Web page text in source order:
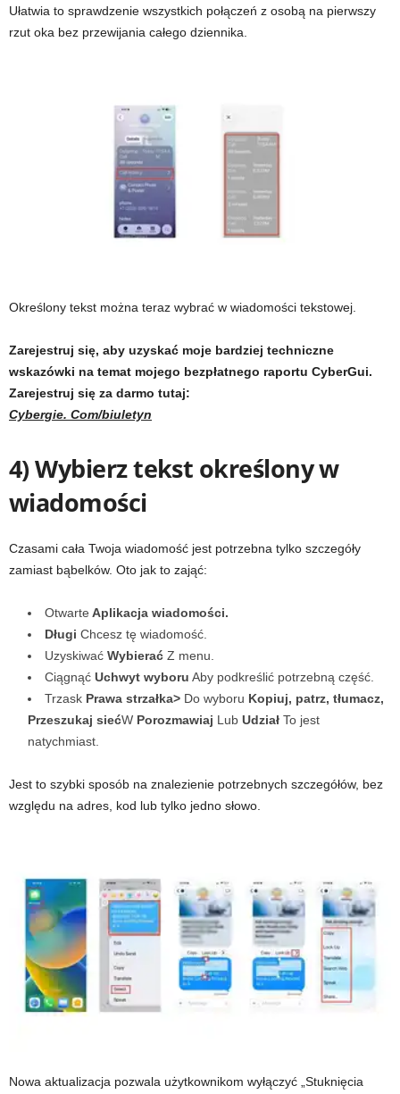
Ułatwia to sprawdzenie wszystkich połączeń z osobą na pierwszy
rzut oka bez przewijania całego dziennika.
Określony tekst można teraz wybrać w wiadomości tekstowej.
Zarejestruj się, aby uzyskać moje bardziej techniczne
wskazówki na temat mojego bezpłatnego raportu CyberGui.
Zarejestruj się za darmo tutaj:
Cybergie. Com/biuletyn
4) Wybierz tekst określony w
wiadomości
Czasami cała Twoja wiadomość jest potrzebna tylko szczegóły
zamiast bąbelków. Oto jak to zająć:
Otwarte Aplikacja wiadomości.
Długi Chcesz tę wiadomość.
Uzyskiwać Wybierać Z menu.
Ciągnąć Uchwyt wyboru Aby podkreślić potrzebną część.
Trzask Prawa strzałka> Do wyboru Kopiuj, patrz, tłumacz,
Przeszukaj siećW Porozmawiaj Lub Udział To jest
natychmiast.
Jest to szybki sposób na znalezienie potrzebnych szczegółów, bez
względu na adres, kod lub tylko jedno słowo.
Nowa aktualizacja pozwala użytkownikom wyłączyć „Stuknięcia